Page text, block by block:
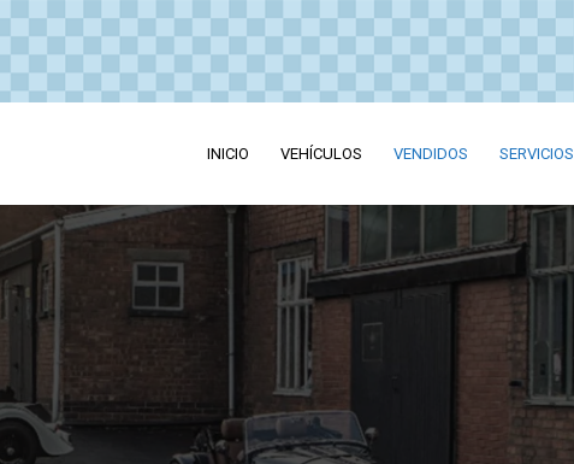
INICIO VEHÍCULOS VENDIDOS SERVICIOS